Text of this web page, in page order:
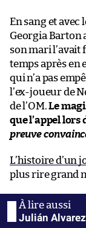
En sang et avec
Georgia Barton
son mari l’avait
temps après en
qui n’a pas
l’ex-joueur de
de l’OM.Le
que l’appel
preuve
L’histoire d’un
plus rire grand
Julián